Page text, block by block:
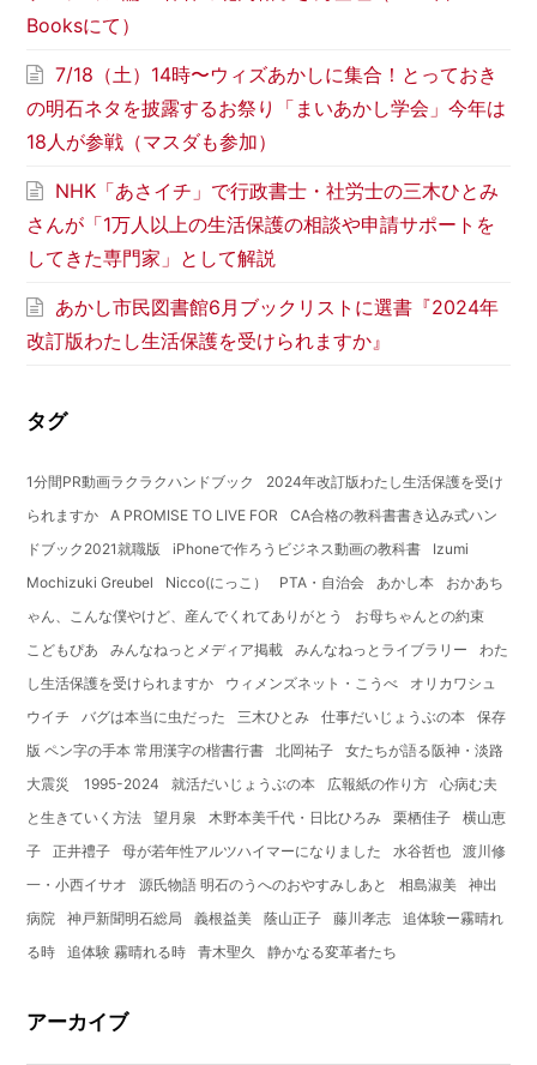
Booksにて）
7/18（土）14時〜ウィズあかしに集合！とっておき
の明石ネタを披露するお祭り「まいあかし学会」今年は
18人が参戦（マスダも参加）
NHK「あさイチ」で行政書士・社労士の三木ひとみ
さんが「1万人以上の生活保護の相談や申請サポートを
してきた専門家」として解説
あかし市民図書館6月ブックリストに選書『2024年
改訂版わたし生活保護を受けられますか』
タグ
1分間PR動画ラクラクハンドブック
2024年改訂版わたし生活保護を受け
られますか
A PROMISE TO LIVE FOR
CA合格の教科書書き込み式ハン
ドブック2021就職版
iPhoneで作ろうビジネス動画の教科書
Izumi
Mochizuki Greubel
Nicco(にっこ） PTA・自治会 あかし本
おかあち
ゃん、こんな僕やけど、産んでくれてありがとう
お母ちゃんとの約束
こどもぴあ
みんなねっとメディア掲載 みんなねっとライブラリー
わた
し生活保護を受けられますか
ウィメンズネット・こうべ
オリカワシュ
ウイチ
バグは本当に虫だった 三木ひとみ 仕事だいじょうぶの本
保存
版 ペン字の手本 常用漢字の楷書行書
北岡祐子
女たちが語る阪神・淡路
大震災 1995-2024
就活だいじょうぶの本 広報紙の作り方
心病む夫
と生きていく方法
望月泉 木野本美千代・日比ひろみ 栗栖佳子
横山恵
子
正井禮子 母が若年性アルツハイマーになりました 水谷哲也
渡川修
一・小西イサオ
源氏物語 明石のうへのおやすみしあと 相島淑美
神出
病院
神戸新聞明石総局 義根益美 蔭山正子 藤川孝志
追体験ー霧晴れ
る時
追体験 霧晴れる時 青木聖久 静かなる変革者たち
アーカイブ